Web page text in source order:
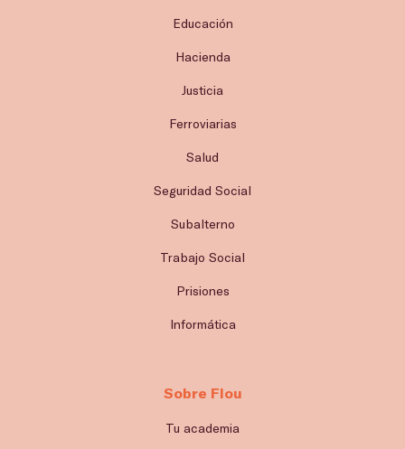
Educación
Hacienda
Justicia
Ferroviarias
Salud
Seguridad Social
Subalterno
Trabajo Social
Prisiones
Informática
Sobre Flou
Tu academia